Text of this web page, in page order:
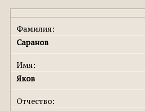
Фамилия:
Саранов
Имя:
Яков
Отчество: